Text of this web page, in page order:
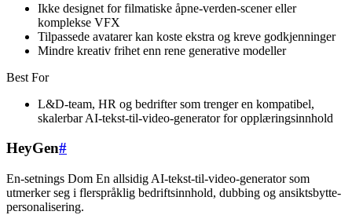
Ikke designet for filmatiske åpne-verden-scener eller
komplekse VFX
Tilpassede avatarer kan koste ekstra og kreve godkjenninger
Mindre kreativ frihet enn rene generative modeller
Best For
L&D-team, HR og bedrifter som trenger en kompatibel,
skalerbar AI-tekst-til-video-generator for opplæringsinnhold
HeyGen#
En-setnings Dom En allsidig AI-tekst-til-video-generator som
utmerker seg i flerspråklig bedriftsinnhold, dubbing og ansiktsbytte-
personalisering.